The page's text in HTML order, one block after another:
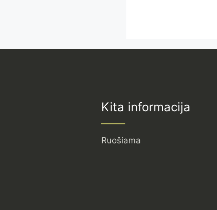
Kita informacija
Ruošiama